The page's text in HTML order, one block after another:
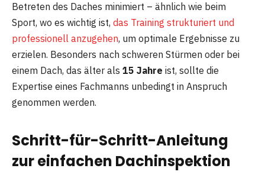
Betreten des Daches minimiert – ähnlich wie beim
Sport, wo es wichtig ist, das Training strukturiert und
professionell anzugehen, um optimale Ergebnisse zu
erzielen. Besonders nach schweren Stürmen oder bei
einem Dach, das älter als 15 Jahre ist, sollte die
Expertise eines Fachmanns unbedingt in Anspruch
genommen werden.
Schritt-für-Schritt-Anleitung
zur einfachen Dachinspektion